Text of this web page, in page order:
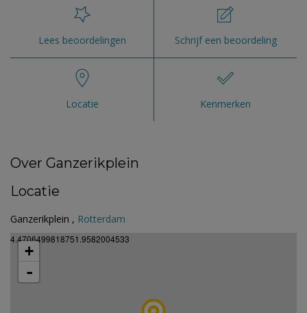
Lees beoordelingen Schrijf een beoordeling
Locatie Kenmerken
Over Ganzerikplein
Locatie
Ganzerikplein , Rotterdam
4.4706499818751.9582004533
+
-